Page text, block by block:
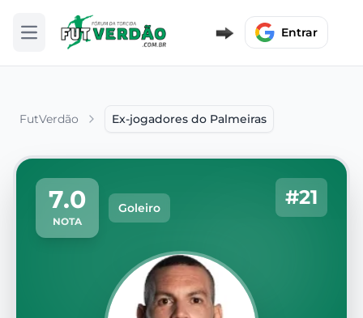
Abrir menu Entrar
FutVerdão Ex-jogadores do Palmeiras
7.0
NOTA
Goleiro #21